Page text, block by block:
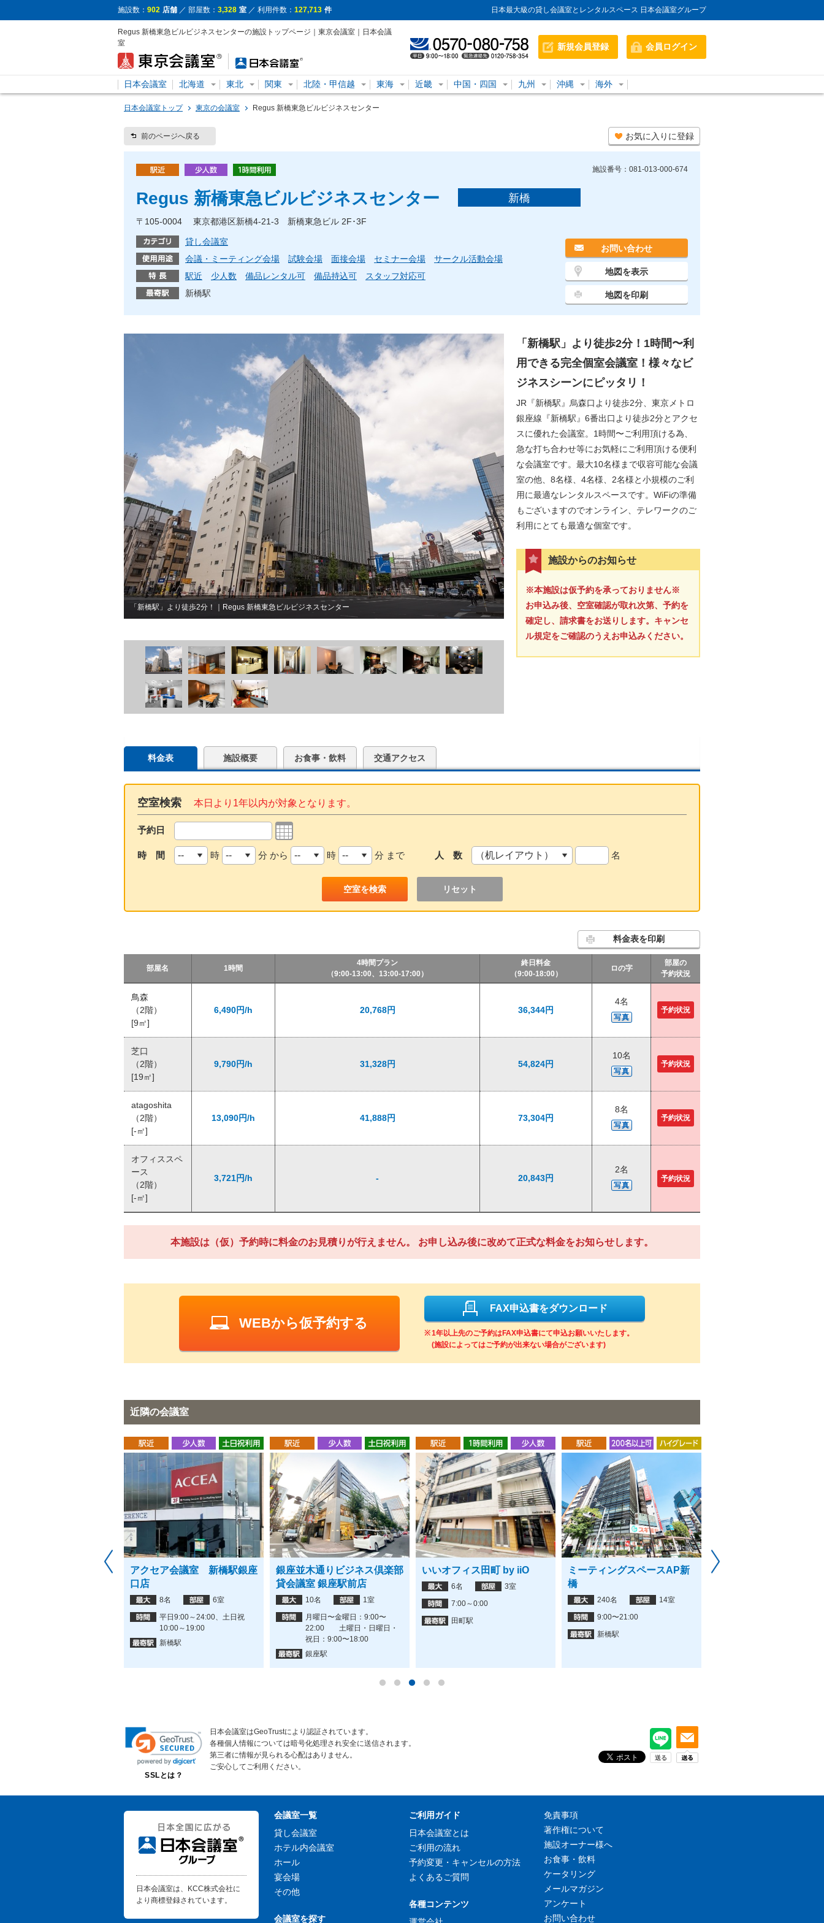
施設数： 902 店舗 ／ 部屋数： 3,328 室 ／ 利用件数： 127,713 件 日本最大級の貸し会議室とレンタルスペース 日本会議室グループ
Regus 新橋東急ビルビジネスセンターの施設トップページ｜東京会議室｜日本会議
室
新規会員登録 会員ログイン
日本会議室 北海道 東北 関東 北陸・甲信越 東海 近畿 中国・四国 九州 沖縄 海外
日本会議室トップ 東京の会議室 Regus 新橋東急ビルビジネスセンター
前のページへ戻る お気に入りに登録
施設番号：081-013-000-674
Regus 新橋東急ビルビジネスセンター 新橋
〒105-0004 東京都港区新橋4-21-3 新橋東急ビル 2F･3F
貸し会議室
会議・ミーティング会場
試験会場 面接会場 セミナー会場
サークル活動会場
駅近
少人数 備品レンタル可 備品持込可
スタッフ対応可
新橋駅
お問い合わせ
地図を表示
地図を印刷
「新橋駅」より徒歩2分！｜Regus 新橋東急ビルビジネスセンター
「新橋駅」より徒歩2分！1時間〜利
用できる完全個室会議室！様々なビ
ジネスシーンにピッタリ！
JR『新橋駅』烏森口より徒歩2分、東京メトロ
銀座線『新橋駅』6番出口より徒歩2分とアクセ
スに優れた会議室。1時間〜ご利用頂ける為、
急な打ち合わせ等にお気軽にご利用頂ける便利
な会議室です。最大10名様まで収容可能な会議
室の他、8名様、4名様、2名様と小規模のご利
用に最適なレンタルスペースです。WiFiの準備
もございますのでオンライン、テレワークのご
利用にとても最適な個室です。
施設からのお知らせ
※本施設は仮予約を承っておりません※
お申込み後、空室確認が取れ次第、予約を
確定し、請求書をお送りします。キャンセ
ル規定をご確認のうえお申込みください。
料金表 施設概要 お食事・飲料 交通アクセス
空室検索 本日より1年以内が対象となります。
予約日
時 間 時 分 から 時 分 まで 人 数 名
リセット
料金表を印刷
部屋名 1時間
4時間プラン
（9:00-13:00、13:00-17:00）
終日料金
（9:00-18:00）
ロの字
部屋の
予約状況
鳥森
（2階）
[9㎡]
6,490円/h 20,768円 36,344円
4名
写真
予約状況
芝口
（2階）
[19㎡]
9,790円/h 31,328円 54,824円
10名
写真
予約状況
atagoshita
（2階）
[-㎡]
13,090円/h 41,888円 73,304円
8名
写真
予約状況
オフィススペ
ース
（2階）
[-㎡]
3,721円/h - 20,843円
2名
写真
予約状況
本施設は（仮）予約時に料金のお見積りが行えません。 お申し込み後に改めて正式な料金をお知らせします。
WEBから仮予約する
FAX申込書をダウンロード
1年以上先のご予約はFAX申込書にて申込お願いいたします。
(施設によってはご予約が出来ない場合がございます)
近隣の会議室
アクセア会議室 新橋駅銀座
口店
8名
6室
平日9:00～24:00、土日祝
10:00～19:00
新橋駅
銀座並木通りビジネス倶楽部
貸会議室 銀座駅前店
10名
1室
月曜日〜金曜日：9:00〜
22:00 土曜日・日曜日・
祝日：9:00〜18:00
銀座駅
いいオフィス田町 by iiO
6名
3室
7:00～0:00
田町駅
ミーティングスペースAP新
240名
14室
9:00〜21:00
新橋駅
パレGoburin【新宿/歌舞伎
SSLとは？
日本会議室はGeoTrustにより認証されています。
各種個人情報については暗号化処理され安全に送信されます。
第三者に情報が見られる心配はありません。
ご安心してご利用ください。
日本会議室は、KCC株式会社に
より商標登録されています。
会議室一覧
貸し会議室
ホテル内会議室
ホール
宴会場
その他
会議室を探す
ご利用ガイド
日本会議室とは
ご利用の流れ
予約変更・キャンセルの方法
よくあるご質問
各種コンテンツ
免責事項
著作権について
施設オーナー様へ
お食事・飲料
ケータリング
メールマガジン
アンケート
お問い合わせ